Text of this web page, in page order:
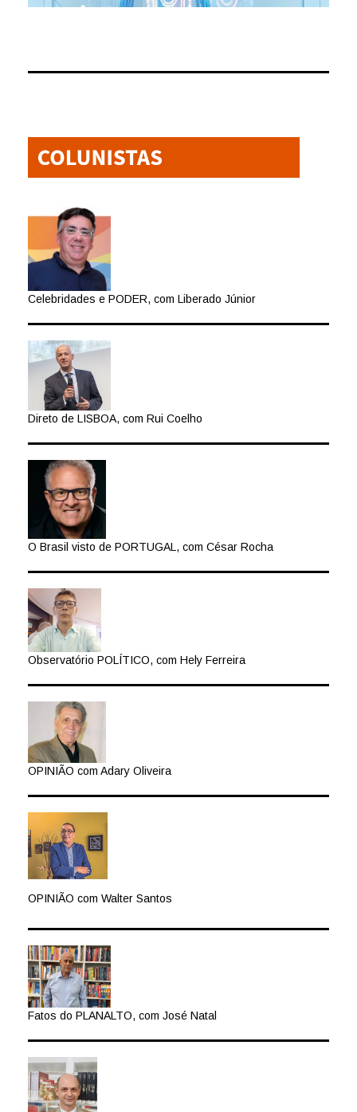
Celebridades e PODER, com Liberado Júnior
Direto de LISBOA, com Rui Coelho
O Brasil visto de PORTUGAL, com César Rocha
Observatório POLÍTICO, com Hely Ferreira
OPINIÃO com Adary Oliveira
OPINIÃO com Walter Santos
Fatos do PLANALTO, com José Natal